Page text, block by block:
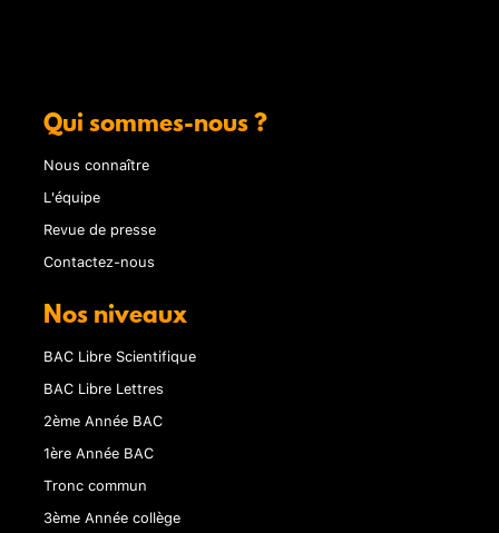
Qui sommes-nous ?
Nous connaître
L'équipe
Revue de presse
Contactez-nous
Nos niveaux
BAC Libre Scientifique
BAC Libre Lettres
2ème Année BAC
1ère Année BAC
Tronc commun
3ème Année collège